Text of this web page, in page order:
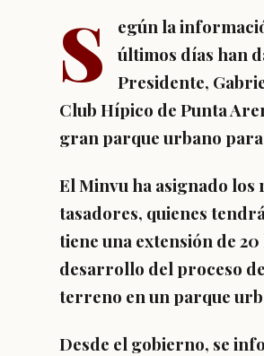
S
egún la
últimos días han
Presidente,
Club Hípico de Punta
gran parque urbano
El Minvu ha asignado
tasadores, quienes
tiene una extensión de
desarrollo del proceso
terreno en un parque
Desde el gobierno, se